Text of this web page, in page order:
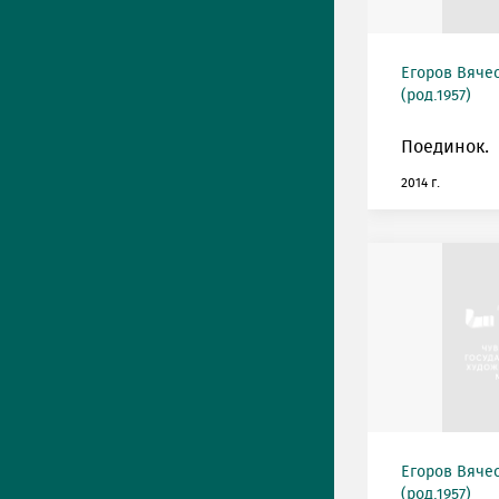
Егоров
(род.1957)
Поединок.
2014 г.
Егоров
(род.1957)